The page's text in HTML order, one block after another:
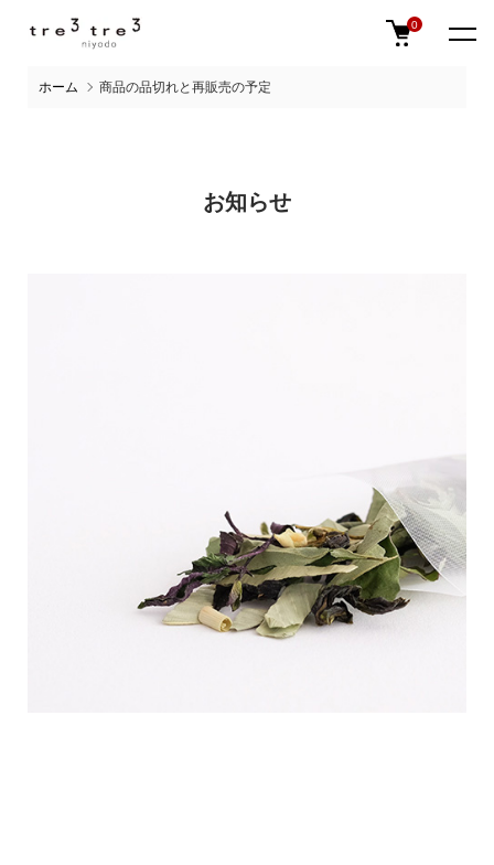
0
ホーム 商品の品切れと再販売の予定
お知らせ